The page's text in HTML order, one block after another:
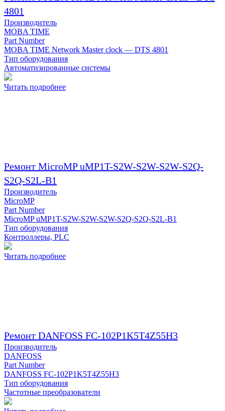
4801
Производитель
MOBA TIME
Part Number
MOBA TIME Network Master clock — DTS 4801
Тип оборудования
Автоматизированные системы
Читать подробнее
Ремонт MicroMP uMP1T-S2W-S2W-S2W-S2Q-
S2Q-S2L-B1
Производитель
MicroMP
Part Number
MicroMP uMP1T-S2W-S2W-S2W-S2Q-S2Q-S2L-B1
Тип оборудования
Контроллеры, PLC
Читать подробнее
Ремонт DANFOSS FC-102P1K5T4Z55H3
Производитель
DANFOSS
Part Number
DANFOSS FC-102P1K5T4Z55H3
Тип оборудования
Частотные преобразователи